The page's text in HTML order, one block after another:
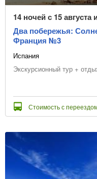
14 ночей с 15 августа
Два побережья:
Франция №3
Испания
Экскурсионный тур +
Стоимость с